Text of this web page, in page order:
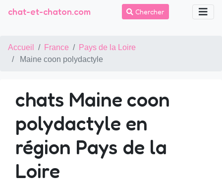
chat-et-chaton.com Chercher
Accueil France
Pays de la Loire
Maine coon polydactyle
chats Maine coon
polydactyle en
région Pays de la
Loire